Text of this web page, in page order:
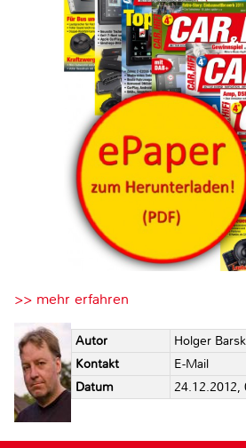
>> mehr erfahren
Autor
Holger
Kontakt
E-Mail
Datum
24.12.2012,